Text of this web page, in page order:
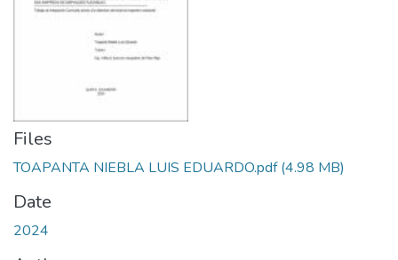
Files
TOAPANTA NIEBLA LUIS EDUARDO.pdf(4.98 MB)
Date
2024